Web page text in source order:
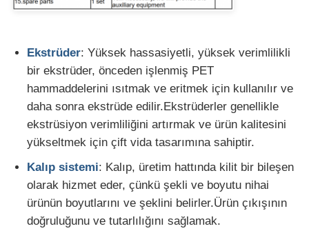
Kalite Kontrol
Bizimle İletişim
Haberler
Davalar
Bir İndirim İste
Pet plaka ekstrüzyon hattı
Ekstrüder: Yüksek hassasiyetli, yüksek verimlilikli
bir ekstrüder, önceden işlenmiş PET
hammaddelerini ısıtmak ve eritmek için kullanılır ve
daha sonra ekstrüde edilir.Ekstrüderler genellikle
ekstrüsiyon verimliliğini artırmak ve ürün kalitesini
yükseltmek için çift vida tasarımına sahiptir.
Kalıp sistemi: Kalıp, üretim hattında kilit bir bileşen
olarak hizmet eder, çünkü şekli ve boyutu nihai
ürünün boyutlarını ve şeklini belirler.Ürün çıkışının
doğruluğunu ve tutarlılığını sağlamak.